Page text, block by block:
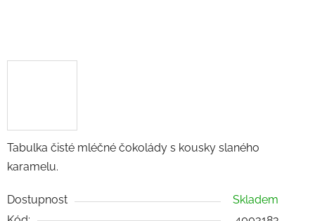
Tabulka čisté mléčné čokolády s kousky slaného
karamelu.
Dostupnost
Skladem